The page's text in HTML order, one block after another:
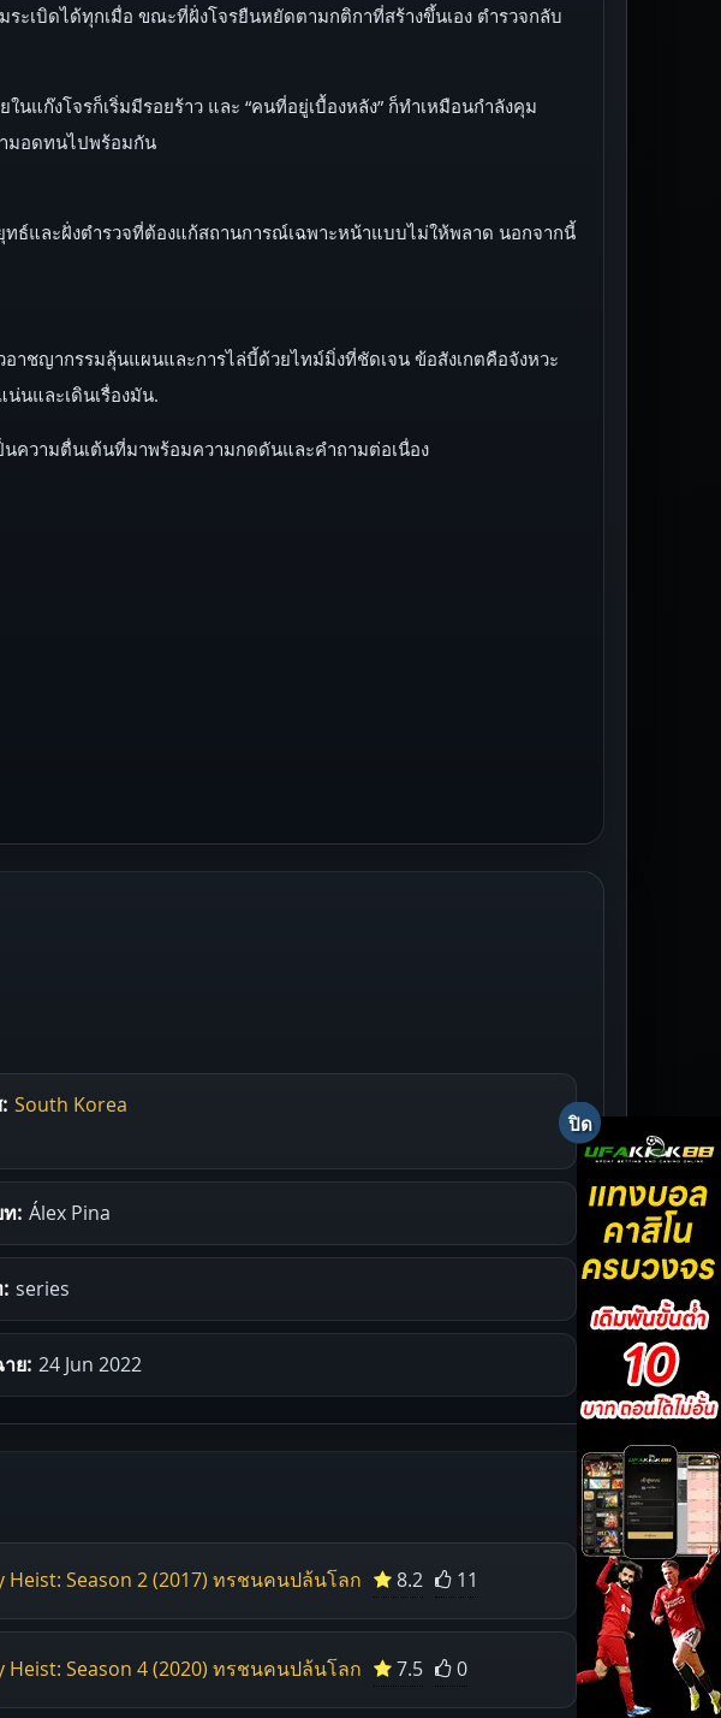
เบิดได้ทุกเมื่อ ขณะที่ฝั่งโจรยืนหยัดตามกติกาที่สร้างขึ้นเอง ตำรวจกลับ
แก๊งโจรก็เริ่มมีรอยร้าว และ “คนที่อยู่เบื้องหลัง” ก็ทำเหมือนกำลังคุม
มอดทนไปพร้อมกัน
ทธ์และฝั่งตำรวจที่ต้องแก้สถานการณ์เฉพาะหน้าแบบไม่ให้พลาด นอกจากนี้
ชญากรรมลุ้นแผนและการไล่บี้ด้วยไทม์มิ่งที่ชัดเจน ข้อสังเกตคือจังหวะ
นและเดินเรื่องมัน.
ความตื่นเต้นที่มาพร้อมความกดดันและคำถามต่อเนื่อง
South Korea
ท: Álex Pina
series
ย: 24 Jun 2022
Heist: Season 2 (2017) ทรชนคนปล้นโลก 8.2 11
Heist: Season 4 (2020) ทรชนคนปล้นโลก 7.5 0